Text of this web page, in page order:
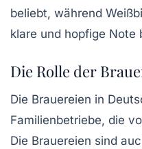
beliebt, während
klare und hopfige Note
Die Rolle der
Die Brauereien in
Familienbetriebe, die
Die Brauereien sind